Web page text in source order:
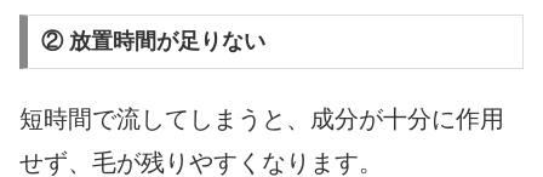
② 放置時間が足りない
短時間で流してしまうと、成分が十分に作用
せず、毛が残りやすくなります。